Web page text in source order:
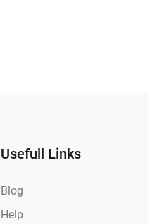
Usefull Links
Blog
Help